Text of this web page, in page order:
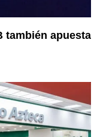
también apuesta